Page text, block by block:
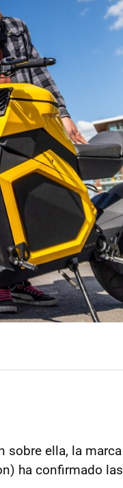
sobre ella, la marca
ha confirmado las